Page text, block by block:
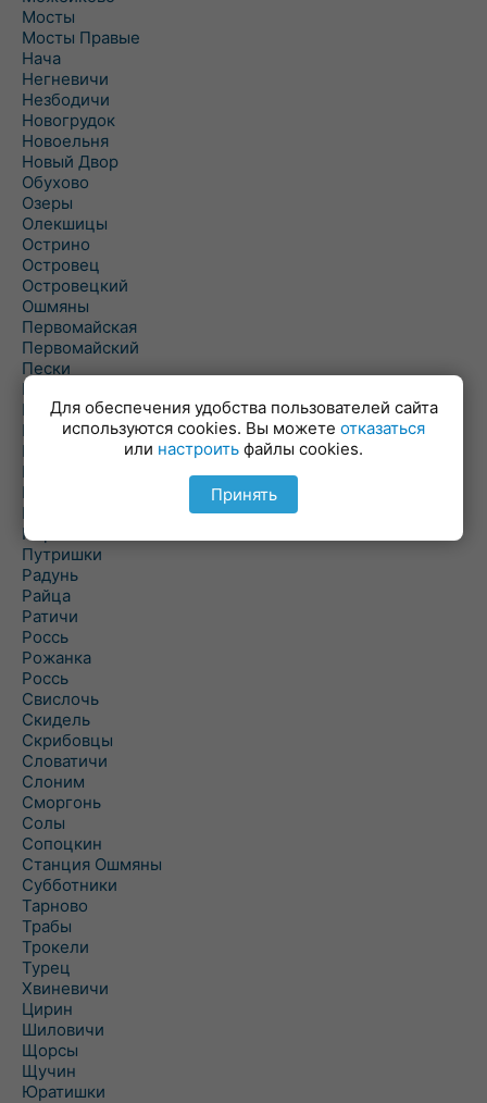
Мосты
Мосты Правые
Нача
Негневичи
Незбодичи
Новогрудок
Новоельня
Новый Двор
Обухово
Озеры
Олекшицы
Острино
Островец
Островецкий
Ошмяны
Первомайская
Первомайский
Пески
Петревичи
Погородно
Пограничный
Подлабенье
Подольцы
Подороск
Поречье
Порозово
Путришки
Радунь
Райца
Ратичи
Роcсь
Рожанка
Россь
Свислочь
Скидель
Скрибовцы
Словатичи
Слоним
Сморгонь
Солы
Сопоцкин
Станция Ошмяны
Субботники
Тарново
Трабы
Трокели
Турец
Хвиневичи
Цирин
Шиловичи
Щорсы
Щучин
Юратишки
Для обеспечения удобства пользователей сайта
используются cookies. Вы можете отказаться
или настроить файлы cookies.
Принять